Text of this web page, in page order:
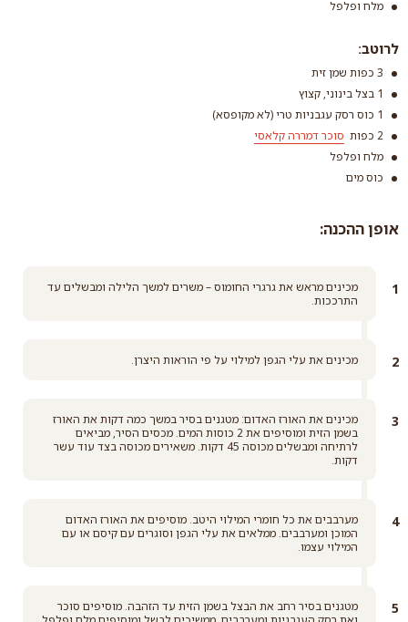
מלח ופלפל
לרוטב:
3 כפות שמן זית
1 בצל בינוני, קצוץ
1 כוס רסק עגבניות טרי (לא מקופסא)
2 כפות
סוכר דמררה קלאסי
קרא עוד
מלח ופלפל
כוס מים
אופן ההכנה:
מכינים מראש את גרגרי החומוס – משרים למשך הלילה ומבשלים עד
התרככות.
מכינים את עלי הגפן למילוי על פי הוראות היצרן.
מכינים את האורז האדום: מטגנים בסיר במשך כמה דקות את האורז
בשמן הזית ומוסיפים את 2 כוסות המים. מכסים הסיר, מביאים
לרתיחה ומבשלים מכוסה 45 דקות. משאירים מכוסה בצד עוד עשר
דקות.
מערבבים את כל חומרי המילוי היטב. מוסיפים את האורז האדום
המוכן ומערבבים. ממלאים את עלי הגפן וסוגרים עם קיסם או עם
המילוי עצמו.
מטגנים בסיר רחב את הבצל בשמן הזית עד הזהבה. מוסיפים סוכר